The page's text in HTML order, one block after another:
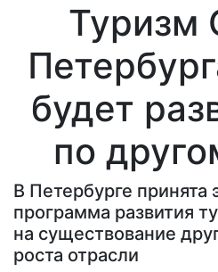
Туризм
будет
по
В Петербурге принята
программа развития
на существование
роста отрасли